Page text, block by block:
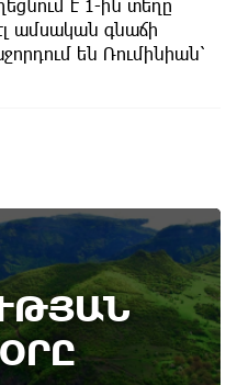
է 1-ին տեղը
ամսական գնաճի
են Ռումինիան՝